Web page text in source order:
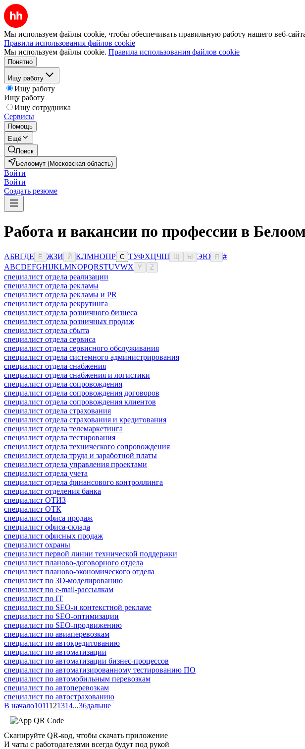
Мы используем файлы cookie, чтобы обеспечивать правильную работу нашего веб-
Правила использования файлов cookie
Мы используем файлы cookie. Правила использования файлов cookie
Понятно
Ищу работу
Ищу работу
Ищу работу
Ищу сотрудника
Сервисы
Помощь
Ещё
Поиск
Белоомут (Московская область)
Войти
Войти
Создать резюме
Работа и вакансии по профессии в
АБВГДЕ Ё ЖЗИ Й КЛМНОПР С ТУФХЦЧШ Ы ЭЮ Я
#
ABCDEFGHIJKLMNOPQRSTUVWX Y Z
специалист отдела реализации
специалист отдела рекламы
специалист отдела рекламы и PR
специалист отдела рекрутинга
специалист отдела розничного бизнеса
специалист отдела розничных продаж
специалист отдела сбыта
специалист отдела сервиса
специалист отдела сервисного обслуживания
специалист отдела системного администрирования
специалист отдела снабжения
специалист отдела снабжения и логистики
специалист отдела сопровождения
специалист отдела сопровождения договоров
специалист отдела сопровождения клиентов
специалист отдела страхования
специалист отдела страхования и кредитования
специалист отдела телемаркетинга
специалист отдела тестирования
специалист отдела технического сопровождения
специалист отдела труда и заработной платы
специалист отдела управления проектами
специалист отдела учета
специалист отдела финансового контроллинга
специалист отделения банка
специалист ОТИЗ
специалист ОТК
специалист офиса продаж
специалист офиса-склада
специалист офисных продаж
специалист охраны
специалист первой линии технической поддержки
специалист планово-договорного отдела
специалист планово-экономического отдела
специалист по 3D-моделированию
специалист по e-mail-рассылкам
специалист по IT
специалист по SEO-и контекстной рекламе
специалист по SEO-оптимизации
специалист по SEO-продвижению
специалист по авиаперевозкам
специалист по автокредитованию
специалист по автоматизации
специалист по автоматизации бизнес-процессов
специалист по автоматизированному тестированию ПО
специалист по автомобильным перевозкам
специалист по автоперевозкам
специалист по автострахованию
В начало1011121314...36дальше
Сканируйте QR-код, чтобы скачать приложение
И чаты с работодателями всегда будут под рукой